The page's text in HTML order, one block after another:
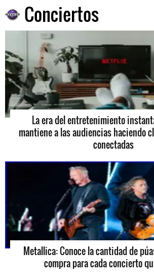
Conciertos
La era del entretenimiento
mantiene a las audiencias haciendo
conectadas
Metallica: Conoce la cantidad de
compra para cada concierto